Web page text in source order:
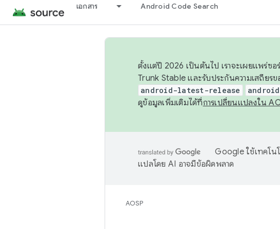
เอกสาร Android Code Search
ตั้งแต่ปี 2026 เป็นต้นไป เราจะเผยแพร่ซ
Trunk Stable และรับประกันความเสถียร
android-latest-release
ดูข้อมูลเพิ่มเติมได้ที่การเปลี่ยนแปลงใน
Google ใช้เทคโน
แปลโดย AI อาจมีข้อผิดพลาด
AOSP